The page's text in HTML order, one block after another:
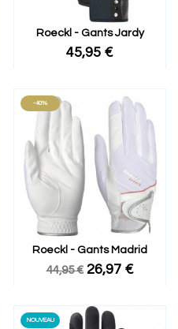
Roeckl - Gants Jardy
45,95 €
Roeckl - Gants Madrid
44,95 € 26,97 €
-40%
NOUVEAU